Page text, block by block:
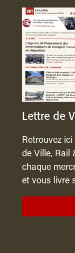
Lettre de
Retrouvez
de Ville, Rail
chaque
et vous livre